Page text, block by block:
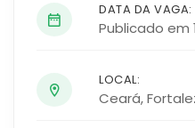
DATA DA VAGA:
Publicado em
LOCAL:
Ceará,